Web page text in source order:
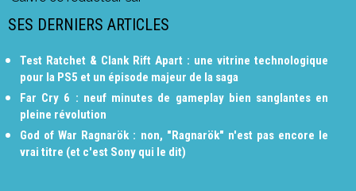
SES DERNIERS ARTICLES
Test Ratchet & Clank Rift Apart : une vitrine technologique
pour la PS5 et un épisode majeur de la saga
Far Cry 6 : neuf minutes de gameplay bien sanglantes en
pleine révolution
God of War Ragnarök : non, "Ragnarök" n'est pas encore le
vrai titre (et c'est Sony qui le dit)